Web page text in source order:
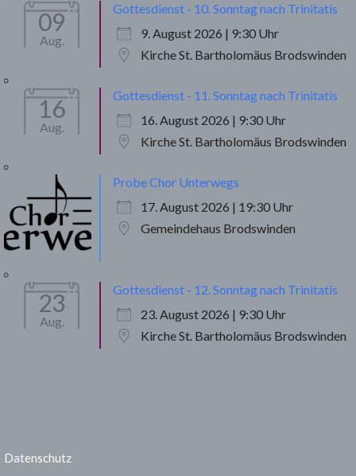
09
Aug.
Gottesdienst - 10. Sonntag nach Trinitatis
9. August 2026 | 9:30 Uhr
Kirche St. Bartholomäus Brodswinden
16
Aug.
Gottesdienst - 11. Sonntag nach Trinitatis
16. August 2026 | 9:30 Uhr
Kirche St. Bartholomäus Brodswinden
Probe Chor Unterwegs
17. August 2026 | 19:30 Uhr
Gemeindehaus Brodswinden
23
Aug.
Gottesdienst - 12. Sonntag nach Trinitatis
23. August 2026 | 9:30 Uhr
Kirche St. Bartholomäus Brodswinden
Datenschutz